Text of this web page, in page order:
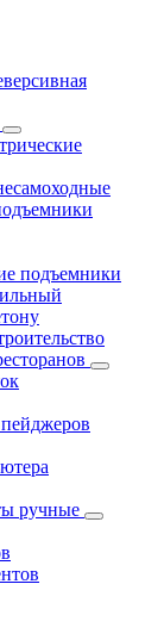
подъемники
ручные